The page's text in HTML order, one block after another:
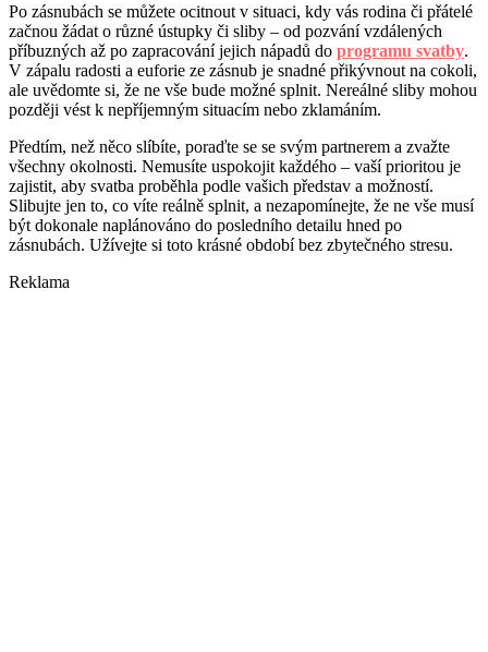
Po zásnubách se můžete ocitnout v situaci, kdy vás rodina či přátelé
začnou žádat o různé ústupky či sliby – od pozvání vzdálených
příbuzných až po zapracování jejich nápadů do programu svatby.
V zápalu radosti a euforie ze zásnub je snadné přikývnout na cokoli,
ale uvědomte si, že ne vše bude možné splnit. Nereálné sliby mohou
později vést k nepříjemným situacím nebo zklamáním.
Předtím, než něco slíbíte, poraďte se se svým partnerem a zvažte
všechny okolnosti. Nemusíte uspokojit každého – vaší prioritou je
zajistit, aby svatba proběhla podle vašich představ a možností.
Slibujte jen to, co víte reálně splnit, a nezapomínejte, že ne vše musí
být dokonale naplánováno do posledního detailu hned po
zásnubách. Užívejte si toto krásné období bez zbytečného stresu.
Reklama